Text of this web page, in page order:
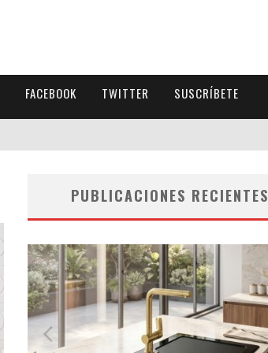
FACEBOOK TWITTER SUSCRÍBETE
PUBLICACIONES RECIENTES